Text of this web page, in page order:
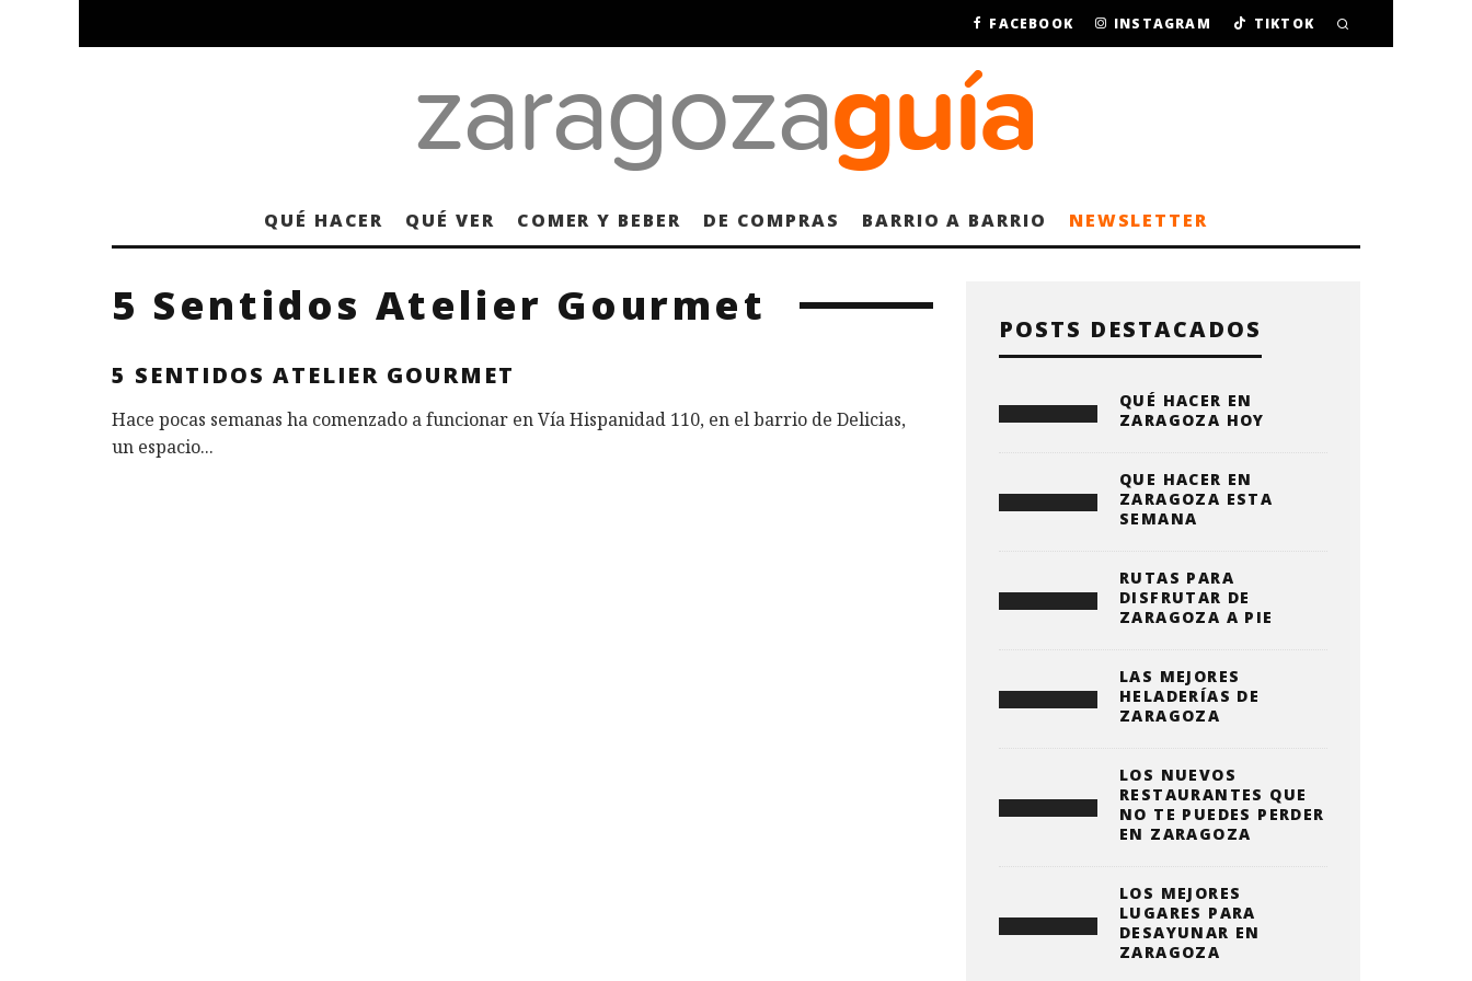
FACEBOOK INSTAGRAM TIKTOK
QUÉ HACER QUÉ VER COMER Y BEBER DE COMPRAS BARRIO A BARRIO NEWSLETTER
5 Sentidos Atelier Gourmet
5 SENTIDOS ATELIER GOURMET
Hace pocas semanas ha comenzado a funcionar en Vía Hispanidad 110, en el barrio de Delicias,
un espacio...
POSTS DESTACADOS
QUÉ HACER EN
ZARAGOZA HOY
QUE HACER EN
ZARAGOZA ESTA
SEMANA
RUTAS PARA
DISFRUTAR DE
ZARAGOZA A PIE
LAS MEJORES
HELADERÍAS DE
ZARAGOZA
LOS NUEVOS
RESTAURANTES QUE
NO TE PUEDES PERDER
EN ZARAGOZA
LOS MEJORES
LUGARES PARA
DESAYUNAR EN
ZARAGOZA